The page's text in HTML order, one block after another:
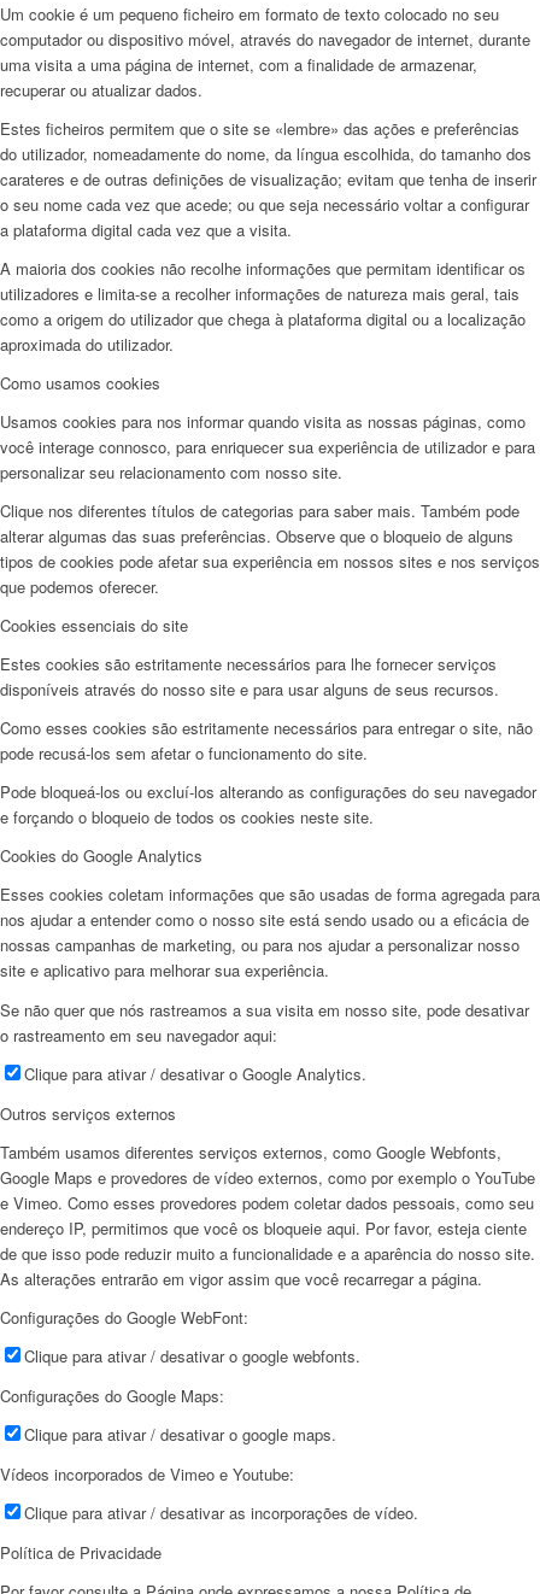
Um cookie é um pequeno ficheiro em formato de texto colocado no seu
computador ou dispositivo móvel, através do navegador de internet, durante
uma visita a uma página de internet, com a finalidade de armazenar,
recuperar ou atualizar dados.
Estes ficheiros permitem que o site se «lembre» das ações e preferências
do utilizador, nomeadamente do nome, da língua escolhida, do tamanho dos
carateres e de outras definições de visualização; evitam que tenha de inserir
o seu nome cada vez que acede; ou que seja necessário voltar a configurar
a plataforma digital cada vez que a visita.
A maioria dos cookies não recolhe informações que permitam identificar os
utilizadores e limita-se a recolher informações de natureza mais geral, tais
como a origem do utilizador que chega à plataforma digital ou a localização
aproximada do utilizador.
Como usamos cookies
Usamos cookies para nos informar quando visita as nossas páginas, como
você interage connosco, para enriquecer sua experiência de utilizador e para
personalizar seu relacionamento com nosso site.
Clique nos diferentes títulos de categorias para saber mais. Também pode
alterar algumas das suas preferências. Observe que o bloqueio de alguns
tipos de cookies pode afetar sua experiência em nossos sites e nos serviços
que podemos oferecer.
Cookies essenciais do site
Estes cookies são estritamente necessários para lhe fornecer serviços
disponíveis através do nosso site e para usar alguns de seus recursos.
Como esses cookies são estritamente necessários para entregar o site, não
pode recusá-los sem afetar o funcionamento do site.
Pode bloqueá-los ou excluí-los alterando as configurações do seu navegador
e forçando o bloqueio de todos os cookies neste site.
Cookies do Google Analytics
Esses cookies coletam informações que são usadas de forma agregada para
nos ajudar a entender como o nosso site está sendo usado ou a eficácia de
nossas campanhas de marketing, ou para nos ajudar a personalizar nosso
site e aplicativo para melhorar sua experiência.
Se não quer que nós rastreamos a sua visita em nosso site, pode desativar
o rastreamento em seu navegador aqui:
Clique para ativar / desativar o Google Analytics.
Outros serviços externos
Também usamos diferentes serviços externos, como Google Webfonts,
Google Maps e provedores de vídeo externos, como por exemplo o YouTube
e Vimeo. Como esses provedores podem coletar dados pessoais, como seu
endereço IP, permitimos que você os bloqueie aqui. Por favor, esteja ciente
de que isso pode reduzir muito a funcionalidade e a aparência do nosso site.
As alterações entrarão em vigor assim que você recarregar a página.
Configurações do Google WebFont:
Clique para ativar / desativar o google webfonts.
Configurações do Google Maps:
Clique para ativar / desativar o google maps.
Vídeos incorporados de Vimeo e Youtube:
Clique para ativar / desativar as incorporações de vídeo.
Política de Privacidade